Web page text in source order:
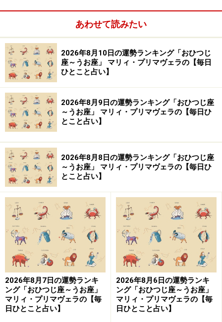
気になる人はこちら
【この記事の筆者：生田目浩美.】
気学風水鑑定家。心理学研究家としても活動。1998年か
ら風水師に師事し、風水、九星、祐気採り（吉方位判
断）、吉日の選定、手相・姓名判断、家相学などを学
ぶ。上から押し付けるのではなく、「相手の気持ちに寄
り添う」鑑定スタイルは多くの読者の心をつかんで離さ
ない。テレビ、ラジオなどへの出演や、Webメディア、
子。あだ名はナッキー。
【イラスト】
ほんま ちあき
※記事内容は執筆時点のものです。最新の内容をご確認くださ
い。
【編集部おすすめの購入サイト】
Amazonで占い関連の商品をチェック！
楽天市場で占い関連の商品をチェック！
あわせて読みたい
2026年8月10日の運勢ランキング「おひつじ
座～うお座」 マリィ・プリマヴェラの【毎日
ひとこと占い】
2026年8月9日の運勢ランキング「おひつじ座
～うお座」 マリィ・プリマヴェラの【毎日ひ
とこと占い】
2026年8月8日の運勢ランキング「おひつじ座
～うお座」 マリィ・プリマヴェラの【毎日ひ
とこと占い】
2026年8月7日の運勢ランキ
ング「おひつじ座～うお座」
マリィ・プリマヴェラの【毎
日ひとこと占い】
2026年8月6日の運勢ランキ
ング「おひつじ座～うお座」
マリィ・プリマヴェラの【毎
日ひとこと占い】